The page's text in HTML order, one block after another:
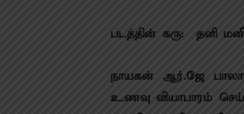
படத்தின் கரு: தனி
நாயகன் ஆர்.ஜே
உணவு வியாபாரம்